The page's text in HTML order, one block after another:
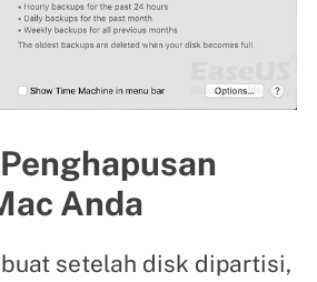
Anda
setelah disk dipartisi,